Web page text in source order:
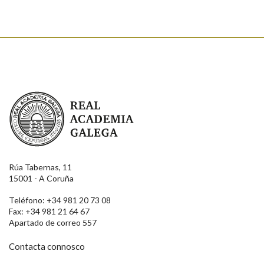
Real Academia Galega
Rúa Tabernas, 11
15001 - A Coruña
Teléfono: +34 981 20 73 08
Fax: +34 981 21 64 67
Apartado de correo 557
Contacta connosco